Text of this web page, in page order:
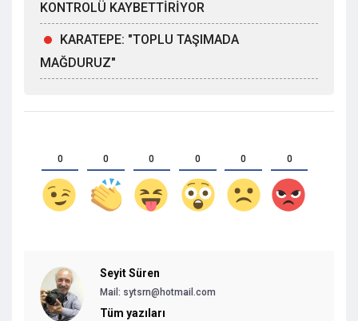
KONTROLÜ KAYBETTİRİYOR
KARATEPE: "TOPLU TAŞIMADA
MAĞDURUZ"
0 0 0 0 0 0
Seyit Süren
Mail: sytsrn@hotmail.com
Tüm yazıları